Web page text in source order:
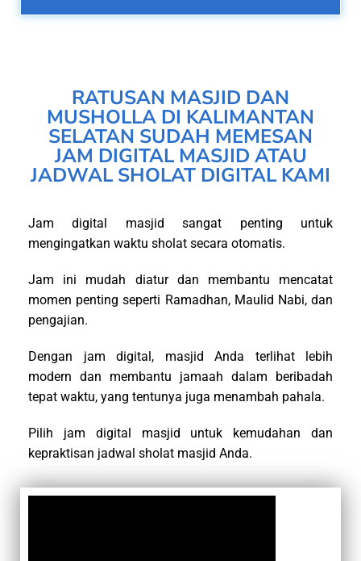
RATUSAN MASJID DAN
MUSHOLLA DI KALIMANTAN
SELATAN SUDAH MEMESAN
JAM DIGITAL MASJID ATAU
JADWAL SHOLAT DIGITAL KAMI
Jam digital masjid sangat penting untuk
mengingatkan waktu sholat secara otomatis.
Jam ini mudah diatur dan membantu mencatat
momen penting seperti Ramadhan, Maulid Nabi, dan
pengajian.
Dengan jam digital, masjid Anda terlihat lebih
modern dan membantu jamaah dalam beribadah
tepat waktu, yang tentunya juga menambah pahala.
Pilih jam digital masjid untuk kemudahan dan
kepraktisan jadwal sholat masjid Anda.